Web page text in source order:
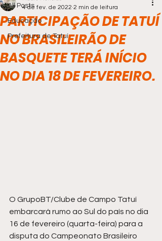
All Posts
Educação
Prefeitura de Tatuí
PARTICIPAÇÃO DE TATUÍ
NO BRASILEIRÃO DE
BASQUETE TERÁ INÍCIO
NO DIA 18 DE FEVEREIRO.
4 de fev. de 2022 2 min de leitura
O GrupoBT/Clube de Campo Tatuí
embarcará rumo ao Sul do país no dia
16 de fevereiro (quarta-feira) para a
disputa do Campeonato Brasileiro